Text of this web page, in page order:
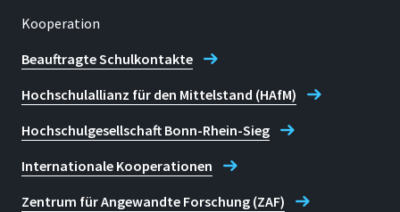
Kooperation
Beauftragte Schulkontakte
Hochschulallianz für den Mittelstand (HAfM)
Hochschulgesellschaft Bonn-Rhein-Sieg
Internationale Kooperationen
Zentrum für Angewandte Forschung (ZAF)